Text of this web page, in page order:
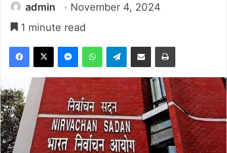
admin
November 4, 2024
1 minute read
Facebook
X MessengerWhatsAppTelegramShare via Email Print